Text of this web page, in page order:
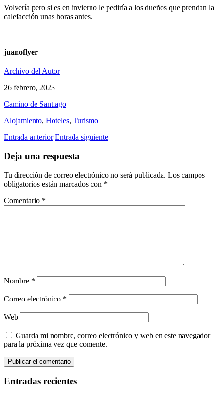
Volvería pero si es en invierno le pediría a los dueños que prendan la
calefacción unas horas antes.
juanoflyer
Archivo del Autor
26 febrero, 2023
Camino de Santiago
Alojamiento, Hoteles, Turismo
Entrada anterior Entrada siguiente
Deja una respuesta
Tu dirección de correo electrónico no será publicada. Los campos
obligatorios están marcados con *
Comentario *
Nombre *
Correo electrónico *
Web
Guarda mi nombre, correo electrónico y web en este navegador
para la próxima vez que comente.
Entradas recientes